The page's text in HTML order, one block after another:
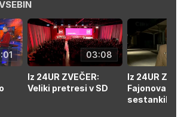
03:08
Iz 24UR ZVEČER:
Veliki pretresi v SD
Iz 24UR
Fajonova po
sestankih